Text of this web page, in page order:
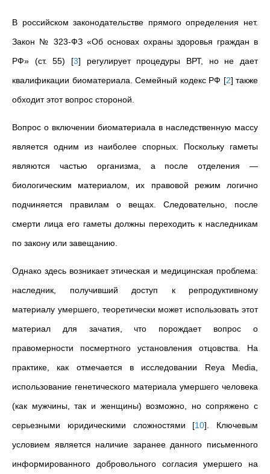
В российском законодательстве прямого определения нет.
Закон № 323-ФЗ «Об основах охраны здоровья граждан в
РФ» (ст. 55) [3] регулирует процедуры ВРТ, но не дает
квалификации биоматериала. Семейный кодекс РФ [2] также
обходит этот вопрос стороной.
Вопрос о включении биоматериала в наследственную массу
является одним из наиболее спорных. Поскольку гаметы
являются частью организма, а после отделения —
биологическим материалом, их правовой режим логично
подчиняется правилам о вещах. Следовательно, после
смерти лица его гаметы должны переходить к наследникам
по закону или завещанию.
Однако здесь возникает этическая и медицинская проблема:
наследник, получивший доступ к репродуктивному
материалу умершего, теоретически может использовать этот
материал для зачатия, что порождает вопрос о
правомерности посмертного установления отцовства. На
практике, как отмечается в исследовании Reya Media,
использование генетического материала умершего человека
(как мужчины, так и женщины) возможно, но сопряжено с
серьезными юридическими сложностями [10] . Ключевым
условием является наличие заранее данного письменного
информированного добровольного согласия умершего на